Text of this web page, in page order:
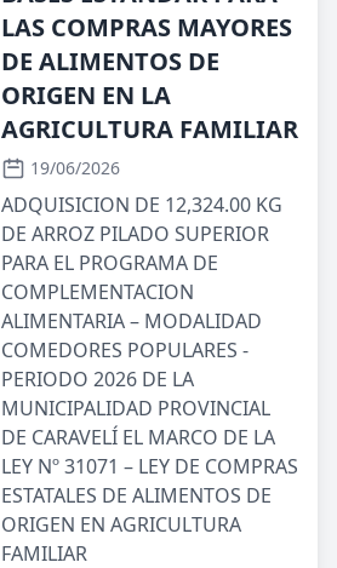
LAS COMPRAS MAYORES
DE ALIMENTOS DE
ORIGEN EN LA
AGRICULTURA FAMILIAR
19/06/2026
ADQUISICION DE 12,324.00 KG
DE ARROZ PILADO SUPERIOR
PARA EL PROGRAMA DE
COMPLEMENTACION
ALIMENTARIA – MODALIDAD
COMEDORES POPULARES -
PERIODO 2026 DE LA
MUNICIPALIDAD PROVINCIAL
DE CARAVELÍ EL MARCO DE LA
LEY Nº 31071 – LEY DE COMPRAS
ESTATALES DE ALIMENTOS DE
ORIGEN EN AGRICULTURA
FAMILIAR